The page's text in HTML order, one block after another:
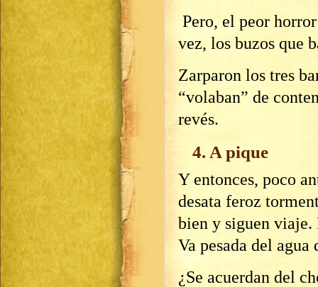
Pero, el peor
vez, los buzos que
Zarparon los tres
“volaban” de
revés.
4. A pique
Y entonces, poco
desata feroz
bien y siguen viaje.
Va pesada del
¿Se acuerdan del